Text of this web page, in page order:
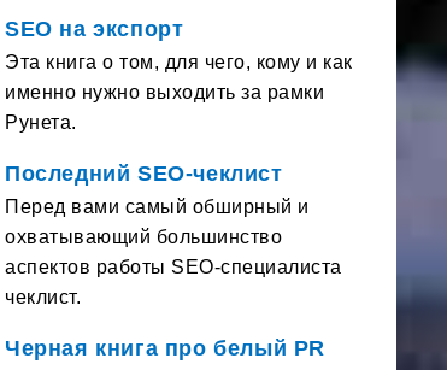
SEO на экспорт
Эта книга о том, для чего, кому и как
именно нужно выходить за рамки
Рунета.
Последний SEO-чеклист
Перед вами самый обширный и
охватывающий большинство
аспектов работы SEO-специалиста
чеклист.
Черная книга про белый PR